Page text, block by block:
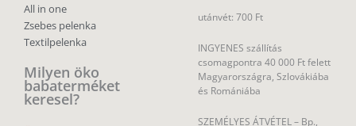
All in one
Zsebes pelenka
Textilpelenka
Milyen öko
babaterméket
keresel?
utánvét: 700 Ft
INGYENES szállítás
csomagpontra 40 000 Ft felett
Magyarországra, Szlovákiába
és Romániába
SZEMÉLYES ÁTVÉTEL – Bp.,